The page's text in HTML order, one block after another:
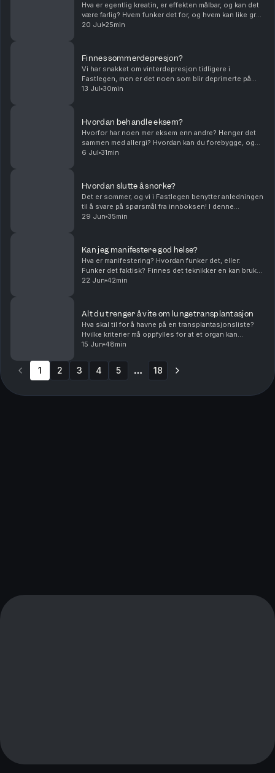
Hva er egentlig kreatin, er effekten målbar, og kan det
være farlig? Hvem funker det for, og hvem kan like greit
prioritere noe annet? Og tar Kaveh Rashidi selv
20 Jul 25min
Finnes sommerdepresjon?
Vi har snakket om vinterdepresjon tidligere i
Fastlegen, men er det noen som blir deprimerte på
sommeren? Hvorfor det, og hva kan vi gjøre med det?
13 Jul 30min
Hvordan behandle eksem?
Hvorfor har noen mer eksem enn andre? Henger det
sammen med allergi? Hvordan kan du forebygge, og
hva er den beste behandlingen? Vi snakker også om
6 Jul 31min
Hvordan slutte å snorke?
Det er sommer, og vi i Fastlegen benytter anledningen
til å svare på spørsmål fra innboksen! I denne
episoden dykker vi ned i temaet snorking - hvorfor
29 Jun 35min
Kan jeg manifestere god helse?
Hva er manifestering? Hvordan funker det, eller:
Funker det faktisk? Finnes det teknikker en kan bruke
for å tenke seg friskere og lykkeligere? Og hva sier
22 Jun 42min
Alt du trenger å vite om lungetransplantasjon
Hva skal til for å havne på en transplantasjonsliste?
Hvilke kriterier må oppfylles for at et organ kan
doneres? Og hvordan foregår egentlig selve
lungetransplant...
15 Jun 48min
1 2 3 4 5 18